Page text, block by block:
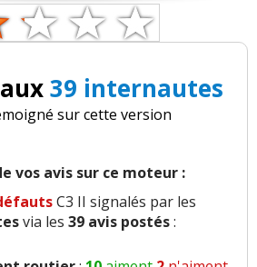
39 internautes
sur cette version
vos avis sur ce moteur :
C3 II signalés par les
via les 39 avis postés: